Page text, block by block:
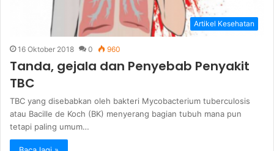
Artikel Kesehatan
16 Oktober 2018 0 960
Tanda, gejala dan Penyebab Penyakit
TBC
TBC yang disebabkan oleh bakteri Mycobacterium tuberculosis
atau Bacille de Koch (BK) menyerang bagian tubuh mana pun
tetapi paling umum…